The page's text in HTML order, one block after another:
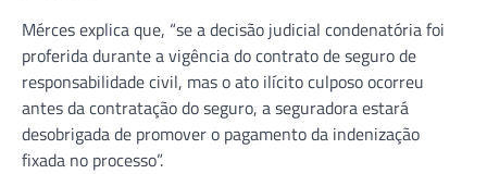
Mérces explica que, “se a decisão judicial condenatória foi
proferida durante a vigência do contrato de seguro de
responsabilidade civil, mas o ato ilícito culposo ocorreu
antes da contratação do seguro, a seguradora estará
desobrigada de promover o pagamento da indenização
fixada no processo”.